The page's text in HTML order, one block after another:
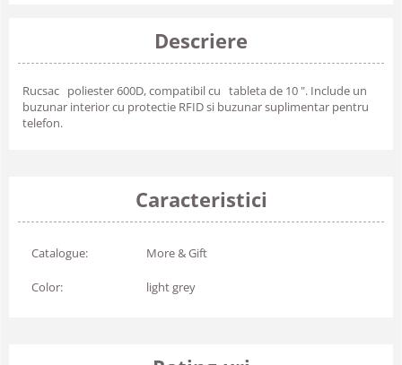
Descriere
Rucsac poliester 600D, compatibil cu tableta de 10 ". Include un
buzunar interior cu protectie RFID si buzunar suplimentar pentru
telefon.
Caracteristici
Catalogue: More & Gift
Color: light grey